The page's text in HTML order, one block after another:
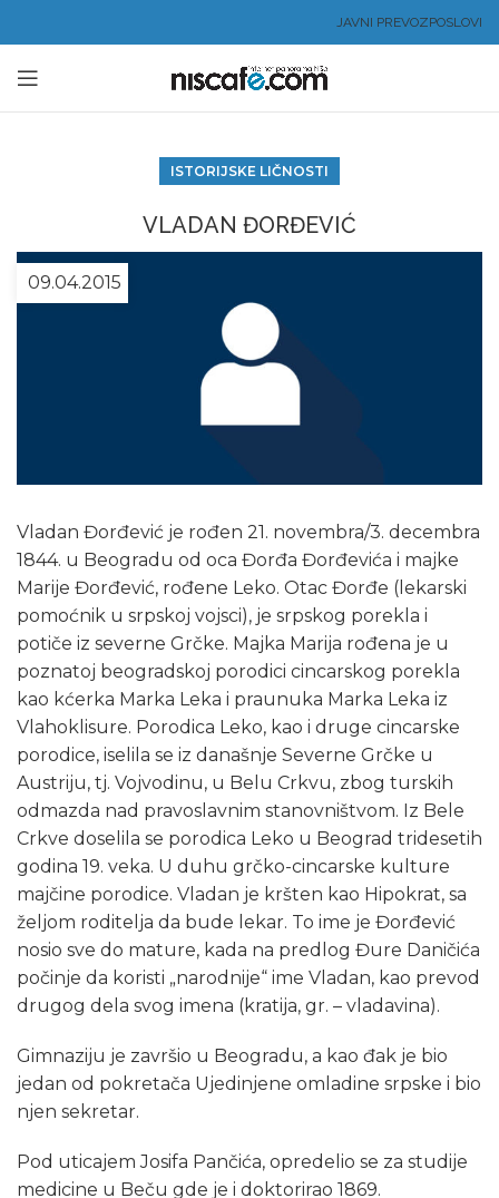
JAVNI PREVOZPOSLOVI
ISTORIJSKE LIČNOSTI
VLADAN ĐORĐEVIĆ
09.04.2015
Vladan Đorđević je rođen 21. novembra/3. decembra
1844. u Beogradu od oca Đorđa Đorđevića i majke
Marije Đorđević, rođene Leko. Otac Đorđe (lekarski
pomoćnik u srpskoj vojsci), je srpskog porekla i
potiče iz severne Grčke. Majka Marija rođena je u
poznatoj beogradskoj porodici cincarskog porekla
kao kćerka Marka Leka i praunuka Marka Leka iz
Vlahoklisure. Porodica Leko, kao i druge cincarske
porodice, iselila se iz današnje Severne Grčke u
Austriju, tj. Vojvodinu, u Belu Crkvu, zbog turskih
odmazda nad pravoslavnim stanovništvom. Iz Bele
Crkve doselila se porodica Leko u Beograd tridesetih
godina 19. veka. U duhu grčko-cincarske kulture
majčine porodice. Vladan je kršten kao Hipokrat, sa
željom roditelja da bude lekar. To ime je Đorđević
nosio sve do mature, kada na predlog Đure Daničića
počinje da koristi „narodnije“ ime Vladan, kao prevod
drugog dela svog imena (kratija, gr. – vladavina).
Gimnaziju je završio u Beogradu, a kao đak je bio
jedan od pokretača Ujedinjene omladine srpske i bio
njen sekretar.
Pod uticajem Josifa Pančića, opredelio se za studije
medicine u Beču gde je i doktorirao 1869.